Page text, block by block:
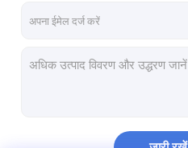
हीट ट्रांसफर क्लोथिंग लेबल